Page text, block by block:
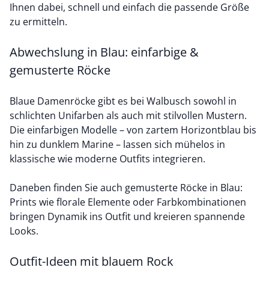
Ihnen dabei, schnell und einfach die passende Größe
zu ermitteln.
Abwechslung in Blau: einfarbige &
gemusterte Röcke
Blaue Damenröcke gibt es bei Walbusch sowohl in
schlichten Unifarben als auch mit stilvollen Mustern.
Die einfarbigen Modelle – von zartem Horizontblau bis
hin zu dunklem Marine – lassen sich mühelos in
klassische wie moderne Outfits integrieren.
Daneben finden Sie auch gemusterte Röcke in Blau:
Prints wie florale Elemente oder Farbkombinationen
bringen Dynamik ins Outfit und kreieren spannende
Looks.
Outfit-Ideen mit blauem Rock